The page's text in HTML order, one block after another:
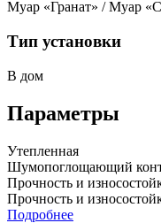
Муар «Гранат» / Муар
Тип установки
В дом
Параметры
Утепленная
Шумопоглощающий
Прочность и
Прочность и
Подробнее